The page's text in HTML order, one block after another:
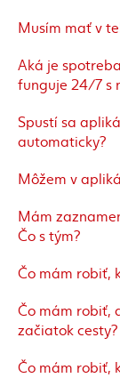
Musím mať v
Aká je
funguje 24/7 s
Spustí sa
automaticky?
Môžem v
Mám
Čo s tým?
Čo mám robiť,
Čo mám robiť,
začiatok cesty?
Čo mám robiť,